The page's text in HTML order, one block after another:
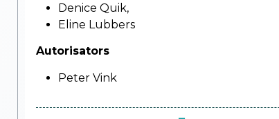
Denice Quik,
Eline Lubbers
Autorisators
Peter Vink